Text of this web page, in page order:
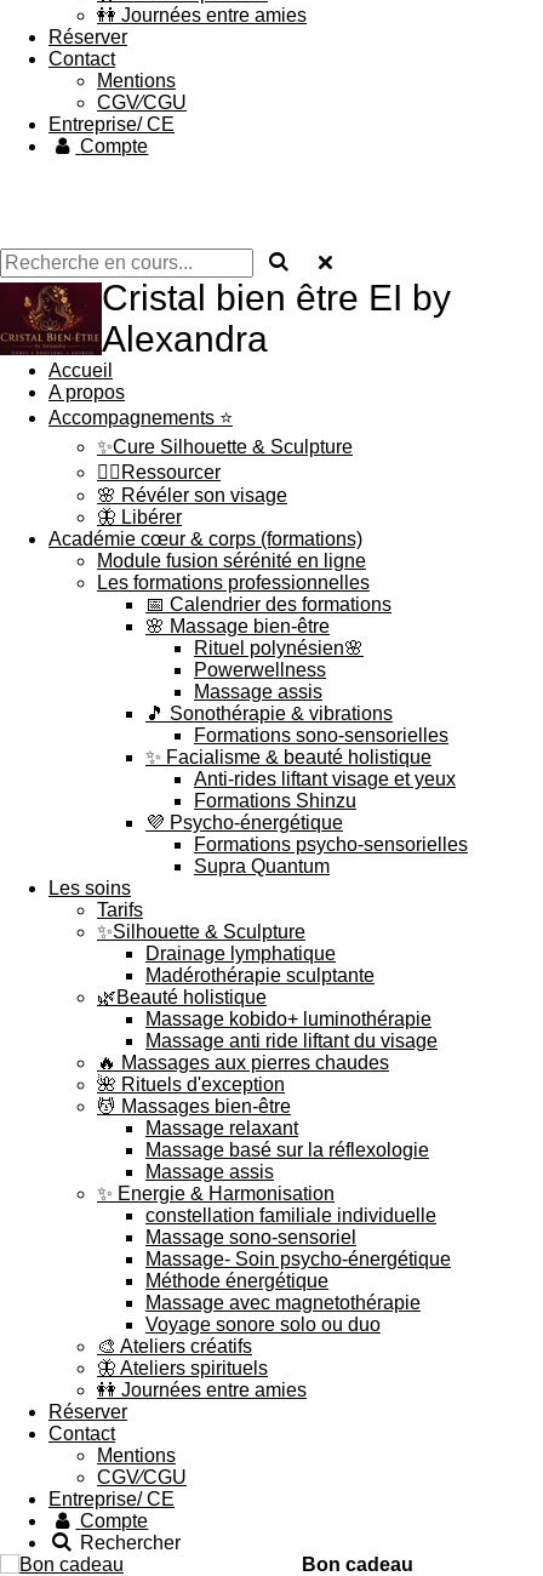
👭 Journées entre amies
Réserver
Contact
Mentions
CGV∕CGU
Entreprise/ CE
Compte
Cristal bien être EI by
Alexandra
Accueil
A propos
Accompagnements ⭐
✨Cure Silhouette & Sculpture
💆‍♀️Ressourcer
🌸 Révéler son visage
🦋 Libérer
Académie cœur & corps (formations)
Module fusion sérénité en ligne
Les formations professionnelles
📅 Calendrier des formations
🌸 Massage bien-être
Rituel polynésien🌸
Powerwellness
Massage assis
🎵 Sonothérapie & vibrations
Formations sono-sensorielles
✨ Facialisme & beauté holistique
Anti-rides liftant visage et yeux
Formations Shinzu
💜 Psycho-énergétique
Formations psycho-sensorielles
Supra Quantum
Les soins
Tarifs
✨Silhouette & Sculpture
Drainage lymphatique
Madérothérapie sculptante
🌿Beauté holistique
Massage kobido+ luminothérapie
Massage anti ride liftant du visage
🔥 Massages aux pierres chaudes
🌺 Rituels d'exception
💆 Massages bien-être
Massage relaxant
Massage basé sur la réflexologie
Massage assis
✨ Energie & Harmonisation
constellation familiale individuelle
Massage sono-sensoriel
Massage- Soin psycho-énergétique
Méthode énergétique
Massage avec magnetothérapie
Voyage sonore solo ou duo
🎨 Ateliers créatifs
🦋 Ateliers spirituels
👭 Journées entre amies
Réserver
Contact
Mentions
CGV∕CGU
Entreprise/ CE
Compte
Rechercher
Bon cadeau